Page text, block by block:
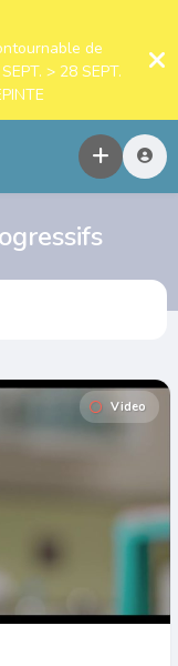
de
> 28 SEPT.
Video